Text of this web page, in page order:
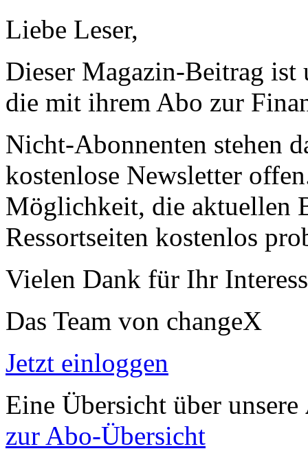
Liebe Leser,
Dieser Magazin-Beitrag ist
die mit ihrem Abo zur
Nicht-Abonnenten stehen
kostenlose Newsletter
Möglichkeit, die aktuellen
Ressortseiten kostenlos
Vielen Dank für Ihr
Das Team von changeX
Jetzt einloggen
Eine Übersicht über unsere
zur Abo-Übersicht